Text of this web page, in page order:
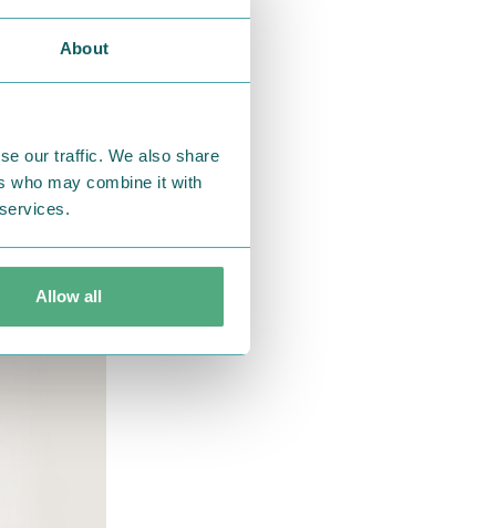
About
our traffic. We also share
who may combine it with
Allow all